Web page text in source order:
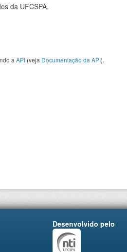
da UFCSPA.
a API (veja Documentação da API).
Desenvolvido pelo